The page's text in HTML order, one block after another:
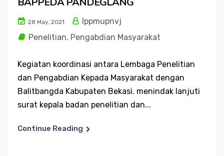
28 May, 2021
lppmupnvj
Penelitian, Pengabdian Masyarakat
Kegiatan koordinasi antara Lembaga Penelitian
dan Pengabdian Kepada Masyarakat dengan
Balitbangda Kabupaten Bekasi. menindak lanjuti
surat kepala badan penelitian dan...
Continue Reading